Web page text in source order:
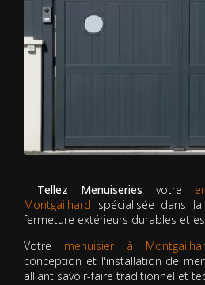
Tellez Menuiseries votre
Montgailhard spécialisée dans
fermeture extérieurs durables et
Votre menuisier à
conception et l'installation de
alliant savoir-faire traditionnel et